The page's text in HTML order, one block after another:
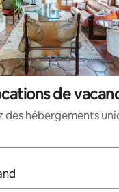
de
des hébergements
s'affichent, utilisez les